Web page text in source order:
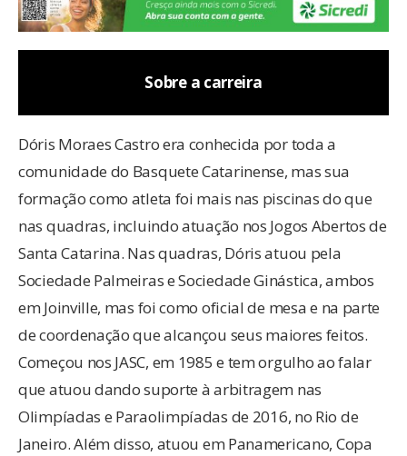
Sobre a carreira
Dóris Moraes Castro era conhecida por toda a
comunidade do Basquete Catarinense, mas sua
formação como atleta foi mais nas piscinas do que
nas quadras, incluindo atuação nos Jogos Abertos de
Santa Catarina. Nas quadras, Dóris atuou pela
Sociedade Palmeiras e Sociedade Ginástica, ambos
em Joinville, mas foi como oficial de mesa e na parte
de coordenação que alcançou seus maiores feitos.
Começou nos JASC, em 1985 e tem orgulho ao falar
que atuou dando suporte à arbitragem nas
Olimpíadas e Paraolimpíadas de 2016, no Rio de
Janeiro. Além disso, atuou em Panamericano, Copa